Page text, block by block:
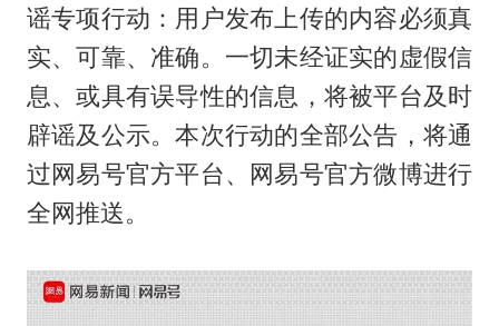
谣专项行动：用户发布上传的内容必须真
实、可靠、准确。一切未经证实的虚假信
息、或具有误导性的信息，将被平台及时
辟谣及公示。本次行动的全部公告，将通
过网易号官方平台、网易号官方微博进行
全网推送。